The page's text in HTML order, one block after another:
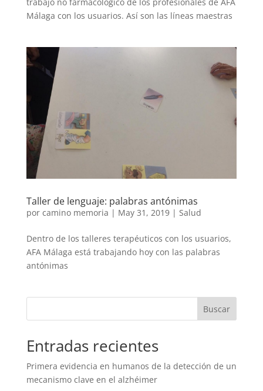
trabajo no farmacológico de los profesionales de AFA
Málaga con los usuarios. Así son las líneas maestras
Taller de lenguaje: palabras antónimas
por camino memoria | May 31, 2019| Salud
Dentro de los talleres terapéuticos con los usuarios,
AFA Málaga está trabajando hoy con las palabras
antónimas
Entradas recientes
Primera evidencia en humanos de la detección de un
mecanismo clave en el alzhéimer